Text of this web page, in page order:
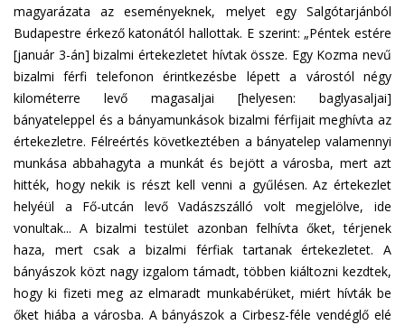
magyarázata az eseményeknek, melyet egy Salgótarjánból
Budapestre érkező katonától hallottak. E szerint: „Péntek estére
[január 3-án] bizalmi értekezletet hívtak össze. Egy Kozma nevű
bizalmi férfi telefonon érintkezésbe lépett a várostól négy
kilométerre levő magasaljai [helyesen: baglyasaljai]
bányateleppel és a bányamunkások bizalmi férfijait meghívta az
értekezletre. Félreértés következtében a bányatelep valamennyi
munkása abbahagyta a munkát és bejött a városba, mert azt
hitték, hogy nekik is részt kell venni a gyűlésen. Az értekezlet
helyéül a Fő-utcán levő Vadászszálló volt megjelölve, ide
vonultak... A bizalmi testület azonban felhívta őket, térjenek
haza, mert csak a bizalmi férfiak tartanak értekezletet. A
bányászok közt nagy izgalom támadt, többen kiáltozni kezdtek,
hogy ki fizeti meg az elmaradt munkabérüket, miért hívták be
őket hiába a városba. A bányászok a Cirbesz-féle vendéglő elé